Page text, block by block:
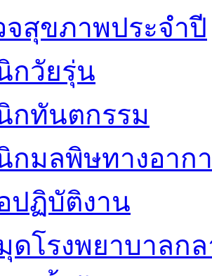
จสุขภาพประจำปี
กวัยรุ่น
กทันตกรรม
กมลพิษทางอาก
ปฏิบัติงาน
ดโรงพยาบาลกล